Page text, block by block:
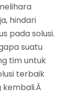
hindari
pada solusi.
suatu
tim untuk
terbaik